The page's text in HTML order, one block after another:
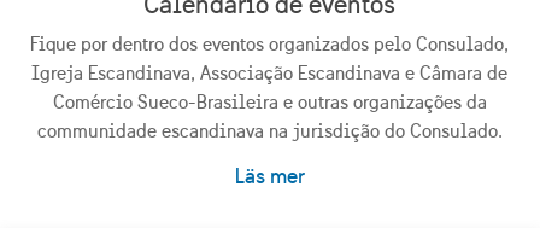
Fique por dentro dos eventos organizados pelo Consulado,
Igreja Escandinava, Associação Escandinava e Câmara de
Comércio Sueco-Brasileira e outras organizações da
communidade escandinava na jurisdição do Consulado.
Läs mer